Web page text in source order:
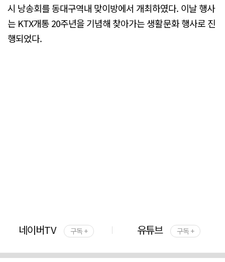
시 낭송회를 동대구역내 맞이방에서 개최하였다. 이날 행사
는 KTX개통 20주년을 기념해 찾아가는 생활문화 행사로 진
행되었다.
네이버TV 구독 + 유튜브 구독 +